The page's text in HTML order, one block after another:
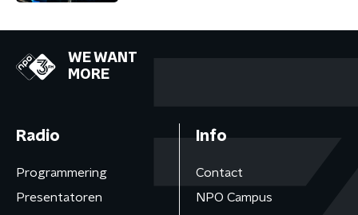
WE WANT
MORE
Radio
Programmering
Presentatoren
Info
Contact
NPO Campus